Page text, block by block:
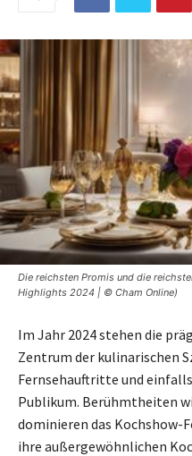
Die reichsten Promis und die
Highlights 2024 | © Cham Online)
Im Jahr 2024 stehen die
Zentrum der kulinarischen
Fernsehauftritte und
Publikum. Berühmtheiten
dominieren das Kochshow-
ihre außergewöhnlichen